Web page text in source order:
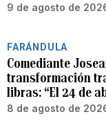
9 de agosto de
FARÁNDULA
Comediante
transformación
libras: “El 24 de
8 de agosto de